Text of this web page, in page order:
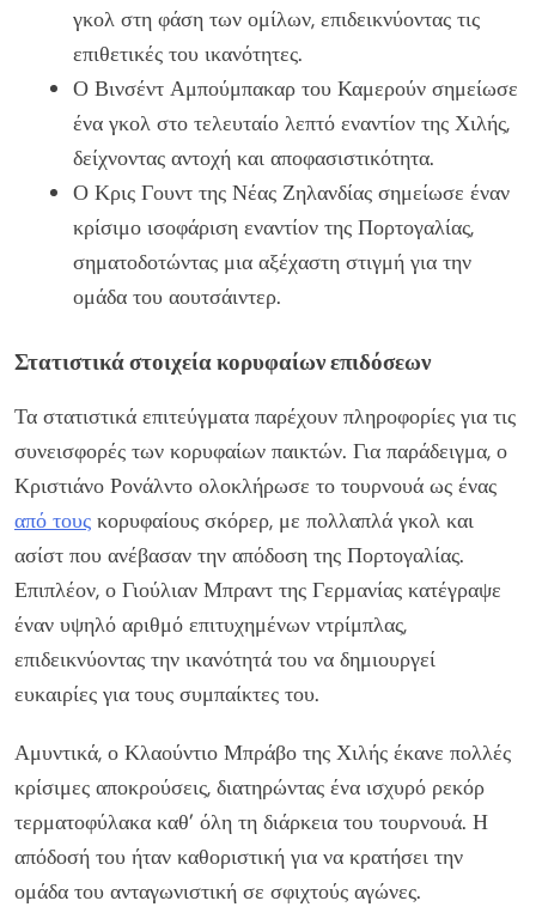
γκολ στη φάση των ομίλων, επιδεικνύοντας τις
επιθετικές του ικανότητες.
Ο Βινσέντ Αμπούμπακαρ του Καμερούν σημείωσε
ένα γκολ στο τελευταίο λεπτό εναντίον της Χιλής,
δείχνοντας αντοχή και αποφασιστικότητα.
Ο Κρις Γουντ της Νέας Ζηλανδίας σημείωσε έναν
κρίσιμο ισοφάριση εναντίον της Πορτογαλίας,
σηματοδοτώντας μια αξέχαστη στιγμή για την
ομάδα του αουτσάιντερ.
Στατιστικά στοιχεία κορυφαίων επιδόσεων
Τα στατιστικά επιτεύγματα παρέχουν πληροφορίες για τις
συνεισφορές των κορυφαίων παικτών. Για παράδειγμα, ο
Κριστιάνο Ρονάλντο ολοκλήρωσε το τουρνουά ως ένας
από τους κορυφαίους σκόρερ, με πολλαπλά γκολ και
ασίστ που ανέβασαν την απόδοση της Πορτογαλίας.
Επιπλέον, ο Γιούλιαν Μπραντ της Γερμανίας κατέγραψε
έναν υψηλό αριθμό επιτυχημένων ντρίμπλας,
επιδεικνύοντας την ικανότητά του να δημιουργεί
ευκαιρίες για τους συμπαίκτες του.
Αμυντικά, ο Κλαούντιο Μπράβο της Χιλής έκανε πολλές
κρίσιμες αποκρούσεις, διατηρώντας ένα ισχυρό ρεκόρ
τερματοφύλακα καθ’ όλη τη διάρκεια του τουρνουά. Η
απόδοσή του ήταν καθοριστική για να κρατήσει την
ομάδα του ανταγωνιστική σε σφιχτούς αγώνες.